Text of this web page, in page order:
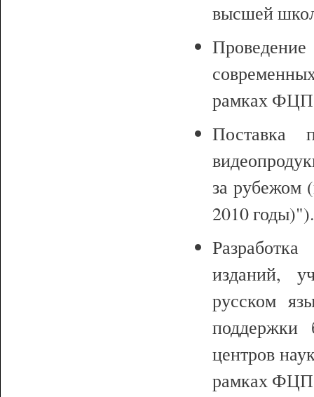
высшей
рамках ФЦП
Поставка
за рубежом
2010 годы)").
изданий,
русском
поддержки
центров
рамках ФЦП